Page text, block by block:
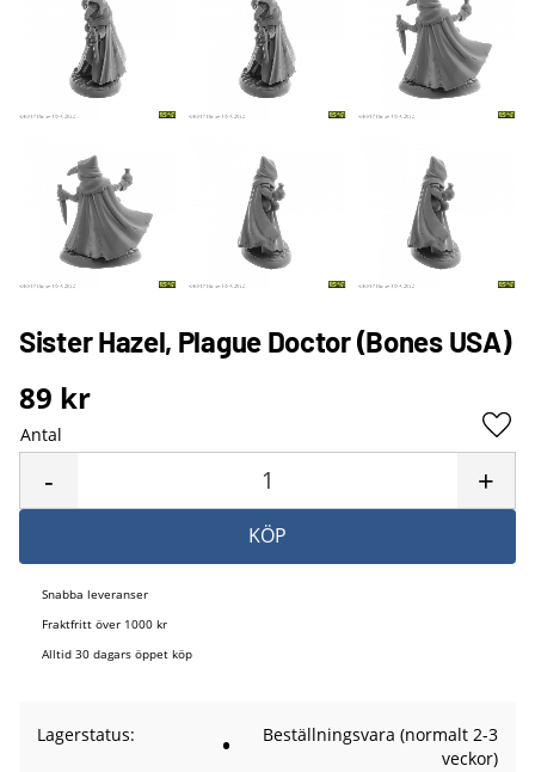
Sister Hazel, Plague Doctor (Bones USA)
89 kr
Antal
+
-
KÖP
Snabba leveranser
Fraktfritt över 1000 kr
Alltid 30 dagars öppet köp
Lagerstatus
Beställningsvara (normalt 2-3
veckor)